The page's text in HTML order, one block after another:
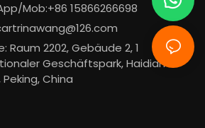
Mob:+86 15866266698
Raum 2202, Gebäude 2, 1
Geschäftspark, Haidian
China